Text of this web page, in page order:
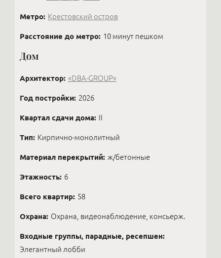
Метро: Крестовский остров
Расстояние до метро: 10 минут пешком
Дом
Архитектор: «DBA-GROUP»
Год постройки: 2026
Квартал сдачи дома: II
Тип: Кирпично-монолитный
Материал перекрытий: ж/бетонные
Этажность: 6
Всего квартир: 58
Охрана: Охрана, видеонаблюдение, консьерж.
Входные группы, парадные, ресепшен:
Элегантный лобби